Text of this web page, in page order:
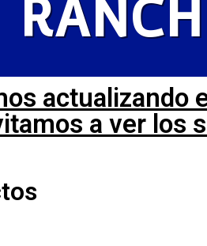
RANCH
actualizando
a ver los